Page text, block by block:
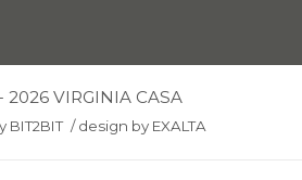
2026 VIRGINIA CASA
BIT2BIT /design by EXALTA